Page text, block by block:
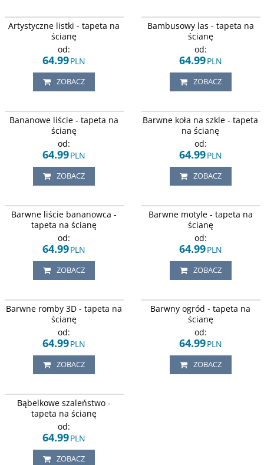
Ciemne , w kolorach szarości liście,
na białym tle.
Artystyczne listki - tapeta na
ścianę
od:
64.99PLN
ZOBACZ
Czarno-białe pędy bambusa , na
białym tle.
Bambusowy las - tapeta na
ścianę
od:
64.99PLN
ZOBACZ
Wzory liści bananowca, na białym
tle.
Bananowe liście - tapeta na
ścianę
od:
64.99PLN
ZOBACZ
Tapeta przedstawia tęczowe,
kolorowe koła, na szarym tle.
Barwne koła na szkle - tapeta
na ścianę
od:
64.99PLN
ZOBACZ
Motyw tropikalny , kolorowe liście
bananowca, na czarnym tle.
Barwne liście bananowca -
tapeta na ścianę
od:
64.99PLN
ZOBACZ
Kolorowe, tęczowe motyle, na tle
wiosennych kwiatów, w barwach
różowych i zielonych.
Barwne motyle - tapeta na
ścianę
od:
64.99PLN
ZOBACZ
Ściana pełna kolorowych
kwadratów z efektem 3D.
Barwne romby 3D - tapeta na
ścianę
od:
64.99PLN
ZOBACZ
Kolorowe kolibry, róże, piwonie i
chabry, na białym tle.
Barwny ogród - tapeta na
ścianę
od:
64.99PLN
ZOBACZ
Wzorem tapety są koła w delikatną
kratkę nakładające się na siebie, w
odcieniach szarości.
Bąbelkowe szaleństwo -
tapeta na ścianę
od:
64.99PLN
ZOBACZ